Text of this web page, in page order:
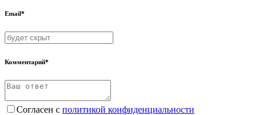
Email*
Комментарий*
Согласен с политикой конфиденциальности